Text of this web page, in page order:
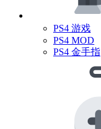
PS4 游戏
PS4 MOD
PS4 金手指